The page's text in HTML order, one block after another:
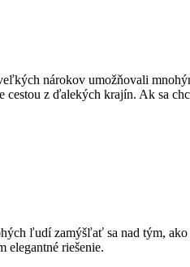
nárokov umožňovali
z ďalekých krajín. Ak sa
ľudí zamýšľať sa nad tým,
elegantné riešenie.